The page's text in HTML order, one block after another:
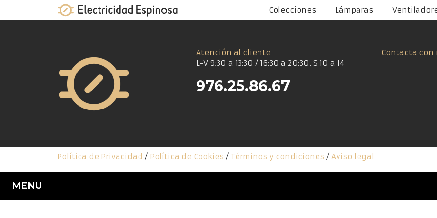
Colecciones Lámparas
Atención al cliente
L-V 9:30 a 13:30 / 16:30 a 20:30. S 10 a 14
976.25.86.67
Contacta con
Política de Privacidad / Política de Cookies / Términos y condiciones / Aviso legal
MENU